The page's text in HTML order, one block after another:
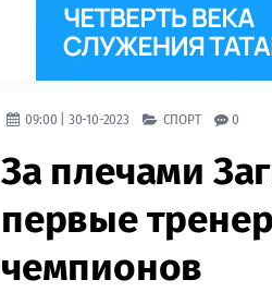
09:00 | 30-10-2023 СПОРТ 0
За плечами
первые
чемпионов